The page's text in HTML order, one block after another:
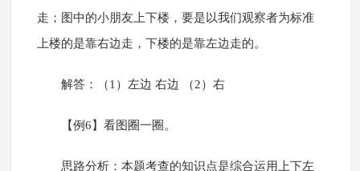
走；图中的小朋友上下楼，要是以我们观察者为标准
上楼的是靠右边走，下楼的是靠左边走的。
解答：（1）左边 右边 （2）右
【例6】看图圈一圈。
思路分析：本题考查的知识点是综合运用上下左